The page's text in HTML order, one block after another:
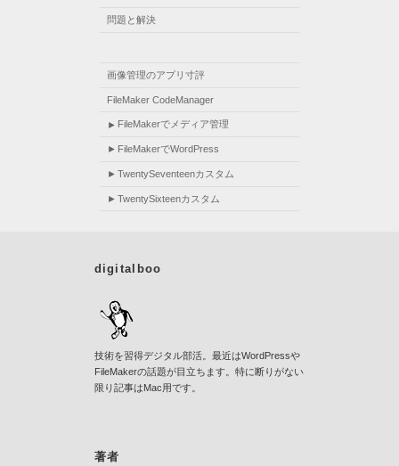
問題と解決
画像管理のアプリ寸評
FileMaker CodeManager
FileMakerでメディア管理
FileMakerでWordPress
TwentySeventeenカスタム
TwentySixteenカスタム
digitalboo
技術を習得デジタル部活。最近はWordPressや
FileMakerの話題が目立ちます。特に断りがない
限り記事はMac用です。
著者